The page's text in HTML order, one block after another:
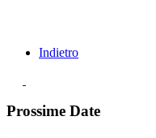
Indietro
Prossime Date